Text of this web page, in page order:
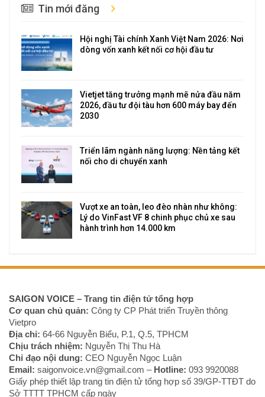
Tin mới đăng
Hội nghị Tài chính Xanh Việt Nam 2026: Nơi
dòng vốn xanh kết nối cơ hội đầu tư
Vietjet tăng trưởng mạnh mẽ nửa đầu năm
2026, đầu tư đội tàu hơn 600 máy bay đến
2030
Triển lãm ngành năng lượng: Nền tảng kết
nối cho di chuyển xanh
Vượt xe an toàn, leo đèo nhàn như không:
Lý do VinFast VF 8 chinh phục chủ xe sau
hành trình hơn 14.000 km
SAIGON VOICE – Trang tin điện tử tổng hợp
Cơ quan chủ quản: Công ty CP Phát triển Truyền thông
Vietpro
Địa chỉ: 64-66 Nguyễn Biểu, P.1, Q.5, TPHCM
Chịu trách nhiệm: Nguyễn Thị Thu Hà
Chỉ đạo nội dung: CEO Nguyễn Ngọc Luận
Email: saigonvoice.vn@gmail.com – Hotline: 093 9920088‬
Giấy phép thiết lập trang tin điện tử tổng hợp số 39/GP-TTĐT do
Sở TTTT TPHCM cấp ngày